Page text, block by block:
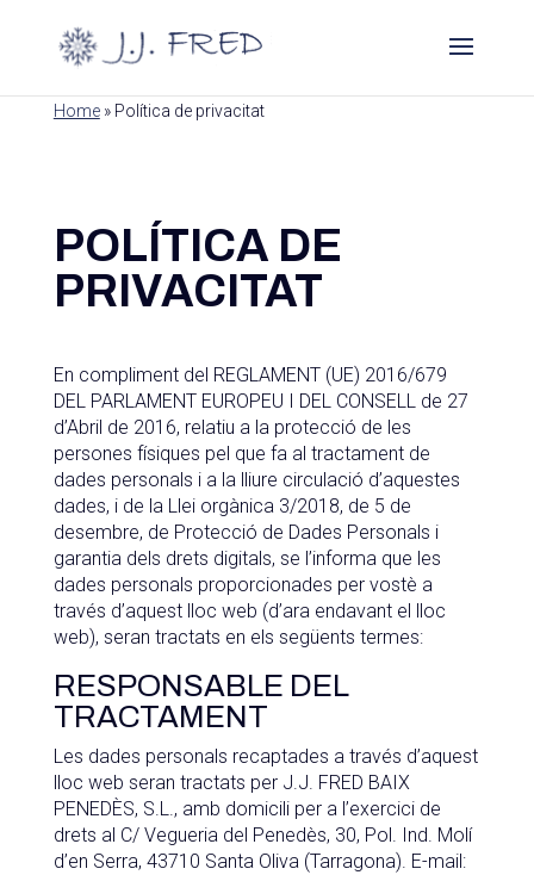
Home» Política de privacitat
POLÍTICA DE
PRIVACITAT
En compliment del REGLAMENT (UE) 2016/679
DEL PARLAMENT EUROPEU I DEL CONSELL de 27
d’Abril de 2016, relatiu a la protecció de les
persones físiques pel que fa al tractament de
dades personals i a la lliure circulació d’aquestes
dades, i de la Llei orgànica 3/2018, de 5 de
desembre, de Protecció de Dades Personals i
garantia dels drets digitals, se l’informa que les
dades personals proporcionades per vostè a
través d’aquest lloc web (d’ara endavant el lloc
web), seran tractats en els següents termes:
RESPONSABLE DEL
TRACTAMENT
Les dades personals recaptades a través d’aquest
lloc web seran tractats per J.J. FRED BAIX
PENEDÈS, S.L., amb domicili per a l’exercici de
drets al C/ Vegueria del Penedès, 30, Pol. Ind. Molí
d’en Serra, 43710 Santa Oliva (Tarragona). E-mail: